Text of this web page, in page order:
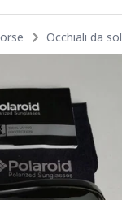
Occhiali da